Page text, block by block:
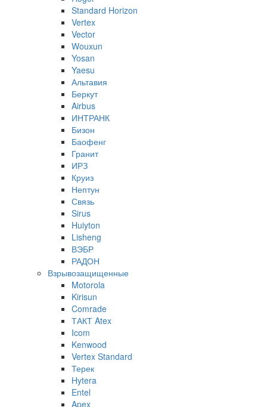
Standard Horizon
Vertex
Vector
Wouxun
Yosan
Yaesu
Альтавия
Беркут
Airbus
ИНТРАНК
Бизон
Баофенг
Гранит
ИРЗ
Круиз
Нептун
Связь
Sirus
Huiyton
Lisheng
ВЭБР
РАДОН
Взрывозащищенные
Motorola
Kirisun
Comrade
ТАКТ Atex
Icom
Kenwood
Vertex Standard
Терек
Hytera
Entel
Apex